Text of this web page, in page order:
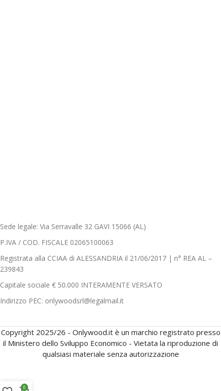
Sede legale: Via Serravalle 32 GAVI 15066 (AL)
P.IVA / COD. FISCALE 02065100063
Registrata alla CCIAA di ALESSANDRIA il 21/06/2017 | n° REA AL –
239843
Capitale sociale € 50.000 INTERAMENTE VERSATO
Indirizzo PEC: onlywoodsrl@legalmail.it
Copyright 2025/26 - Onlywood.it è un marchio registrato presso
il Ministero dello Sviluppo Economico - Vietata la riproduzione di
qualsiasi materiale senza autorizzazione
0